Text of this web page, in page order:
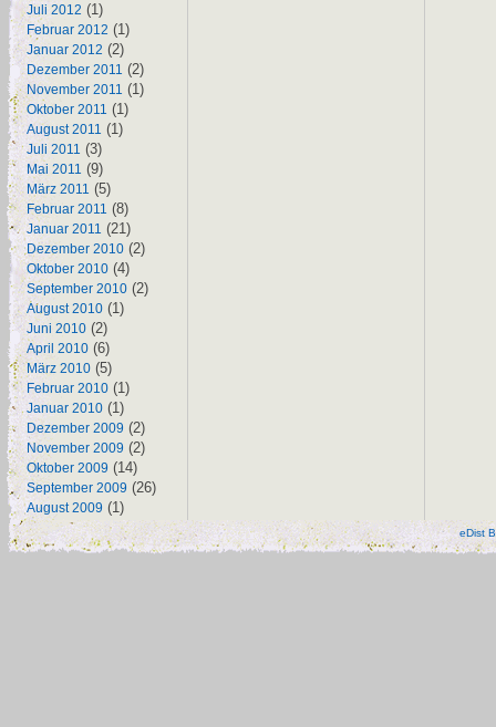
Juli 2012 (1)
Februar 2012 (1)
Januar 2012 (2)
Dezember 2011 (2)
November 2011 (1)
Oktober 2011 (1)
August 2011 (1)
Juli 2011 (3)
Mai 2011 (9)
März 2011 (5)
Februar 2011 (8)
Januar 2011 (21)
Dezember 2010 (2)
Oktober 2010 (4)
September 2010 (2)
August 2010 (1)
Juni 2010 (2)
April 2010 (6)
März 2010 (5)
Februar 2010 (1)
Januar 2010 (1)
Dezember 2009 (2)
November 2009 (2)
Oktober 2009 (14)
September 2009 (26)
August 2009 (1)
eDist